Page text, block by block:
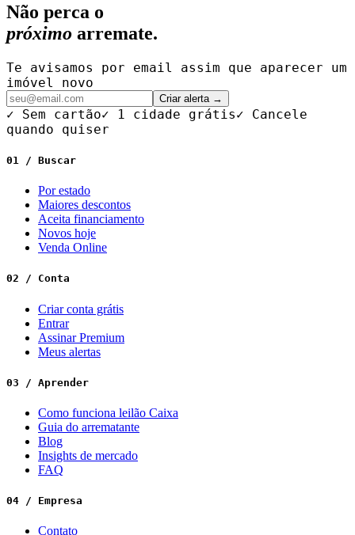
Não perca o
próximo arremate.
Te avisamos por email assim que aparecer um
imóvel novo
Criar alerta →
✓ Sem cartão✓ 1 cidade grátis✓ Cancele
quando quiser
01 / Buscar
Por estado
Maiores descontos
Aceita financiamento
Novos hoje
Venda Online
02 / Conta
Criar conta grátis
Entrar
Assinar Premium
Meus alertas
03 / Aprender
Como funciona leilão Caixa
Guia do arrematante
Blog
Insights de mercado
FAQ
04 / Empresa
Contato